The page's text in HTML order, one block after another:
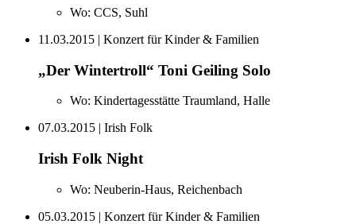
Wo: CCS, Suhl
11.03.2015 | Konzert für Kinder & Familien
„Der Wintertroll“ Toni Geiling Solo
Wo: Kindertagesstätte Traumland, Halle
07.03.2015 | Irish Folk
Irish Folk Night
Wo: Neuberin-Haus, Reichenbach
05.03.2015 | Konzert für Kinder & Familien